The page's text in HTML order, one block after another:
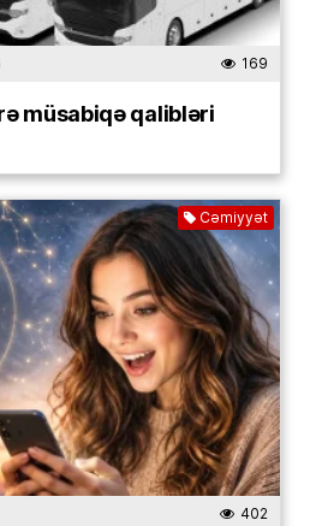
169
müsabiqə qalibləri
Cəmiyyət
402